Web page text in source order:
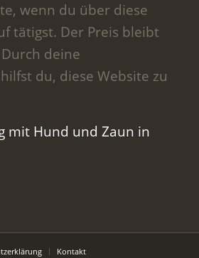
wenn du über diese
tätigst. Der Preis bleibt
deine
du, diese Website zu
mit Hund und Zaun in
Kontakt